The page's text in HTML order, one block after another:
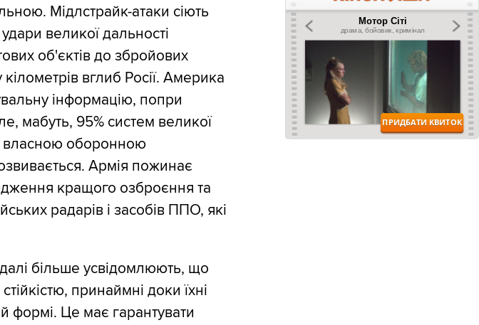
Мідлстрайк-атаки сіють
великої дальності
об'єктів до збройових
кілометрів вглиб Росії. Америка
інформацію, попри
мабуть, 95% систем великої
власною оборонною
Армія пожинає
кращого озброєння та
радарів і засобів ППО, які
більше усвідомлюють, що
принаймні доки їхні
формі. Це має гарантувати